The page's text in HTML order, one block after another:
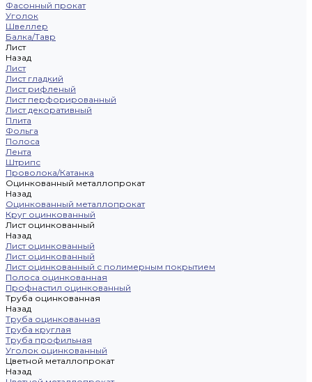
Фасонный прокат
Уголок
Швеллер
Балка/Тавр
Лист
Назад
Лист
Лист гладкий
Лист рифленый
Лист перфорированный
Лист декоративный
Плита
Фольга
Полоса
Лента
Штрипс
Проволока/Катанка
Оцинкованный металлопрокат
Назад
Оцинкованный металлопрокат
Круг оцинкованный
Лист оцинкованный
Назад
Лист оцинкованный
Лист оцинкованный
Лист оцинкованный с полимерным покрытием
Полоса оцинкованная
Профнастил оцинкованный
Труба оцинкованная
Назад
Труба оцинкованная
Труба круглая
Труба профильная
Уголок оцинкованный
Цветной металлопрокат
Назад